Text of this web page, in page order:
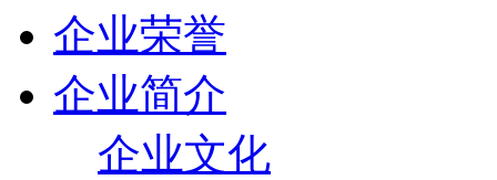
企业荣誉
企业简介
企业文化